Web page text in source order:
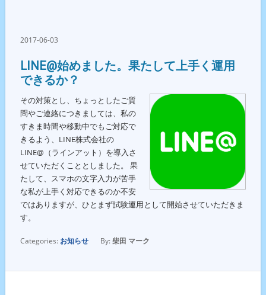
2017-06-03
LINE@始めました。果たして上手く運用
できるか？
その対策とし、ちょっとしたご質
問やご連絡につきましては、私の
すきま時間や移動中でもご対応で
きるよう、LINE株式会社の
LINE@（ラインアット）を導入さ
せていただくこととしました。 果
たして、スマホの文字入力が苦手
な私が上手く対応できるのか不安
ではありますが、ひとまず試験運用として開始させていただきま
す。
Categories: お知らせ By:柴田 マーク